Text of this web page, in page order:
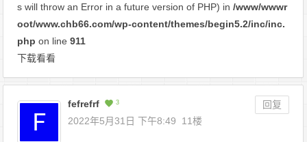
s will throw an Error in a future version of PHP) in/www/wwwr
oot/www.chb66.com/wp-content/themes/begin5.2/inc/inc.
php on line911
下载看看
fefrefrf 3
回复
2022年5月31日 下午8:49
11楼